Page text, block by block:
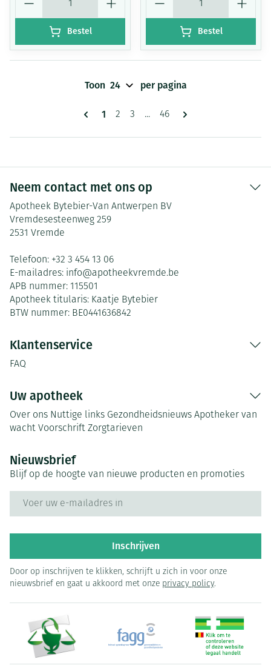
Bestel Bestel
Pagina's
U lees momenteel pagina
1 Pagina
2 Pagina
3 ... Pagina
46
Toon per pagina
Neem contact met ons op
Apotheek Bytebier-Van Antwerpen BV
Vremdesesteenweg 259
2531 Vremde
Telefoon: +32 3 454 13 06
E-mailadres: info@apotheekvremde.be
APB nummer: 115501
Apotheek titularis: Kaatje Bytebier
BTW nummer: BE0441636842
Klantenservice
FAQ
Uw apotheek
Over ons Nuttige links Gezondheidsnieuws Apotheker van
wacht Voorschrift Zorgtarieven
Nieuwsbrief
Blijf op de hoogte van nieuwe producten en promoties
Inschrijven
Door op inschrijven te klikken, schrijft u zich in voor onze
nieuwsbrief en gaat u akkoord met onze privacy policy.